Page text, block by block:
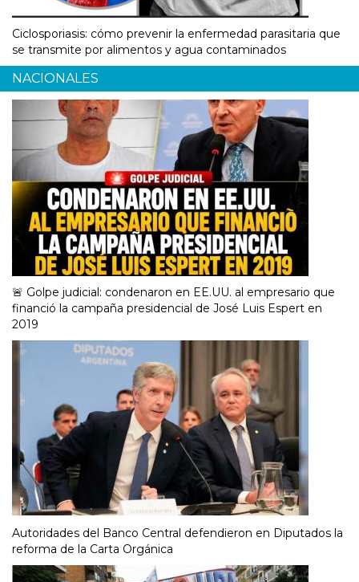
Ciclosporiasis: cómo prevenir la enfermedad parasitaria que
se transmite por alimentos y agua contaminados
NACIONALES
🚨 Golpe judicial: condenaron en EE.UU. al empresario que
financió la campaña presidencial de José Luis Espert en
2019
Autoridades del Banco Central defendieron en Diputados la
reforma de la Carta Orgánica